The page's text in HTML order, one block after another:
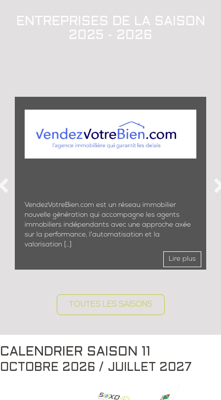
ENTREPRISES DE LA SAISON
2025 - 2026
Tétö conçoit des produits éducatifs et sensoriels
destinés aux jeunes enfants, avec une mission
claire : offrir des moments de lien et de tranquillité
[…]
Lire plus
TOUTES LES SAISONS
CALENDRIER SAISON 11
OCTOBRE 2026 / JUILLET 2027